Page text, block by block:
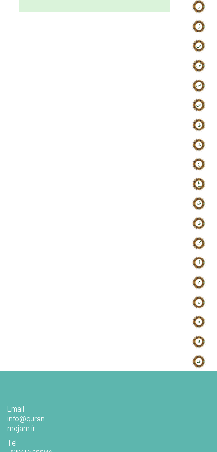
Email :
info@quran-
mojam.ir
Tel :